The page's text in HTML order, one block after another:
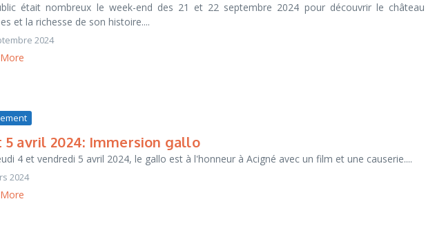
était nombreux le week-end des 21 et 22 septembre 2024 pour découvrir le
et la richesse de son histoire....
2024
5 avril 2024: Immersion gallo
4 et vendredi 5 avril 2024, le gallo est à l'honneur à Acigné avec un film et une causerie....
2024